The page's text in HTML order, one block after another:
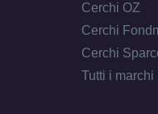
Cerchi OZ
Cerchi
Cerchi
Tutti i marchi